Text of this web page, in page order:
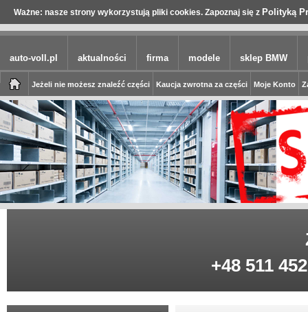
Ważne: nasze strony wykorzystują pliki cookies. Zapoznaj się z Polityką
auto-voll.pl aktualności firma modele sklep BMW
Jeżeli nie możesz znaleźć części Kaucja zwrotna za części Moje Konto
+48 511